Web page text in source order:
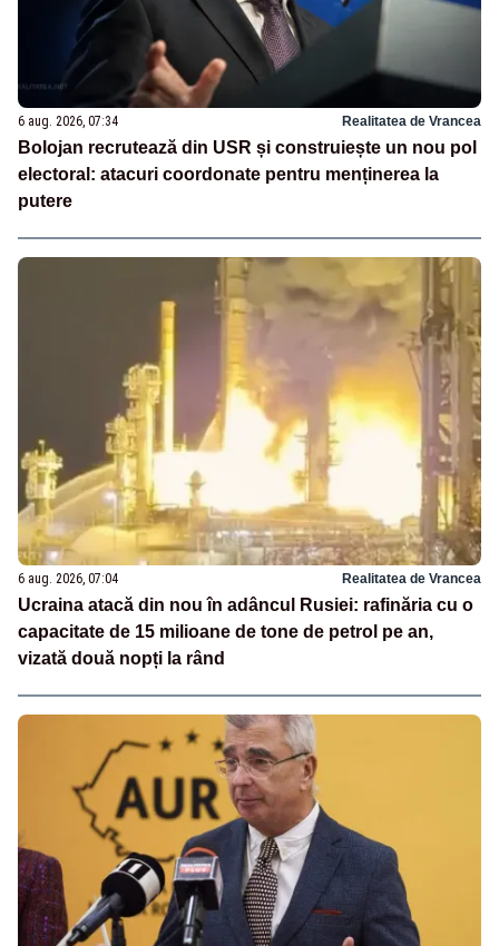
6 aug. 2026, 07:34 Realitatea de Vrancea
Bolojan recrutează din USR și construiește un nou pol
electoral: atacuri coordonate pentru menținerea la
putere
6 aug. 2026, 07:04 Realitatea de Vrancea
Ucraina atacă din nou în adâncul Rusiei: rafinăria cu o
capacitate de 15 milioane de tone de petrol pe an,
vizată două nopți la rând